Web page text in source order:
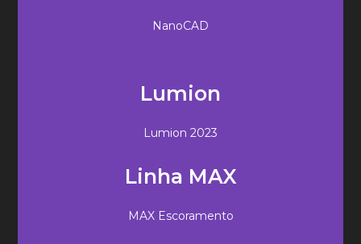
NanoCAD
Lumion
Lumion 2023
Linha MAX
MAX Escoramento